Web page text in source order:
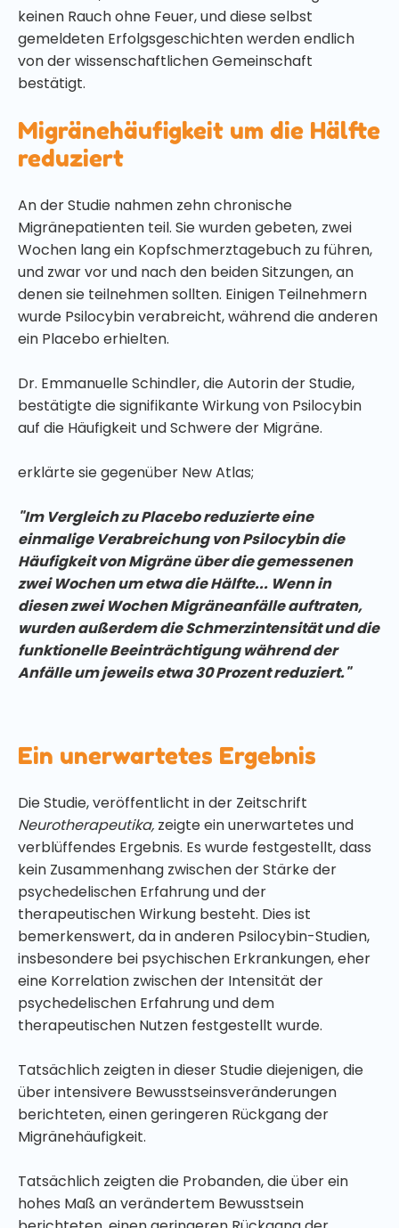
keinen Rauch ohne Feuer, und diese selbst
gemeldeten Erfolgsgeschichten werden endlich
von der wissenschaftlichen Gemeinschaft
bestätigt.
Migränehäufigkeit um die Hälfte
reduziert
An der Studie nahmen zehn chronische
Migränepatienten teil. Sie wurden gebeten, zwei
Wochen lang ein Kopfschmerztagebuch zu führen,
und zwar vor und nach den beiden Sitzungen, an
denen sie teilnehmen sollten. Einigen Teilnehmern
wurde Psilocybin verabreicht, während die anderen
ein Placebo erhielten.
Dr. Emmanuelle Schindler, die Autorin der Studie,
bestätigte die signifikante Wirkung von Psilocybin
auf die Häufigkeit und Schwere der Migräne.
erklärte sie gegenüber New Atlas;
"Im Vergleich zu Placebo reduzierte eine
einmalige Verabreichung von Psilocybin die
Häufigkeit von Migräne über die gemessenen
zwei Wochen um etwa die Hälfte... Wenn in
diesen zwei Wochen Migräneanfälle auftraten,
wurden außerdem die Schmerzintensität und die
funktionelle Beeinträchtigung während der
Anfälle um jeweils etwa 30 Prozent reduziert."
Ein unerwartetes Ergebnis
Die Studie, veröffentlicht in der Zeitschrift
Neurotherapeutika, zeigte ein unerwartetes und
verblüffendes Ergebnis. Es wurde festgestellt, dass
kein Zusammenhang zwischen der Stärke der
psychedelischen Erfahrung und der
therapeutischen Wirkung besteht. Dies ist
bemerkenswert, da in anderen Psilocybin-Studien,
insbesondere bei psychischen Erkrankungen, eher
eine Korrelation zwischen der Intensität der
psychedelischen Erfahrung und dem
therapeutischen Nutzen festgestellt wurde.
Tatsächlich zeigten in dieser Studie diejenigen, die
über intensivere Bewusstseinsveränderungen
berichteten, einen geringeren Rückgang der
Migränehäufigkeit.
Tatsächlich zeigten die Probanden, die über ein
hohes Maß an verändertem Bewusstsein